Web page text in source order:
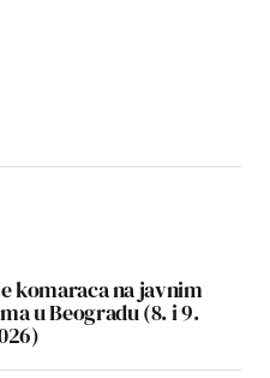
komaraca na javnim
u Beogradu (8. i 9.